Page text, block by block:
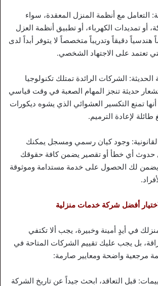
التعامل مع أنظمة المنزل المعقدة، سواء
أو تمديدات الكهرباء، أو تطبيق أنظمة العزل
هندسياً دقيقاً وتدريباً متخصصاً لا يتوفر أبداً لدى
تعتمد على الاجتهاد الشخصي.
الحديثة: الشركات الرائدة تمتلك تكنولوجيا
حديثة تنجز المهام الصعبة في وقت قياسي
أنها تمنع التكسير العشوائي الذي يشوه ديكورات
لإعادة الترميم.
القانونية: وجود كيان رسمي ومسجل يمكنك
حدوث أي خطأ أو تقصير يضمن كافة حقوقك
ويضمن لك الحصول على خدمة مستدامة وموثوقة
أفضل شركة خدمات منزلية
في أيدٍ أمينة وخبيرة، يجب ألا تكتفي
بل يجب عليك تقييم الشركات المتاحة في
مرجعية واضحة ومعايير صارمة:
قبل التعاقد، ابحث جيداً عن تاريخ الشركة